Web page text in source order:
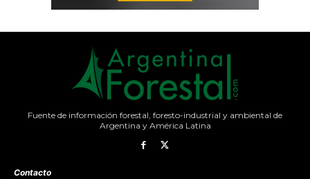
Fuente de información forestal, foresto-industrial y ambiental de
Argentina y América Latina
Contacto